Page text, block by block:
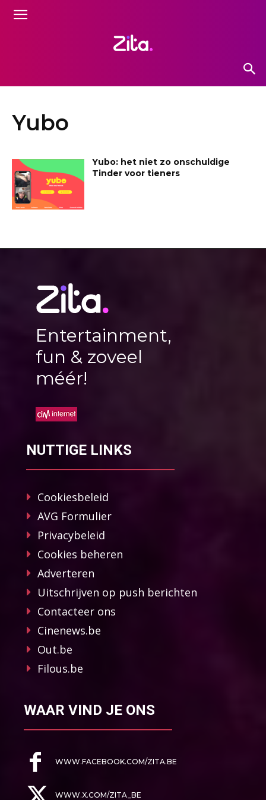
Yubo
Yubo: het niet zo onschuldige
Tinder voor tieners
Entertainment,
fun & zoveel
méér!
NUTTIGE LINKS
Cookiesbeleid
AVG Formulier
Privacybeleid
Cookies beheren
Adverteren
Uitschrijven op push berichten
Contacteer ons
Cinenews.be
Out.be
Filous.be
WAAR VIND JE ONS
WWW.FACEBOOK.COM/ZITA.BE
WWW.X.COM/ZITA_BE